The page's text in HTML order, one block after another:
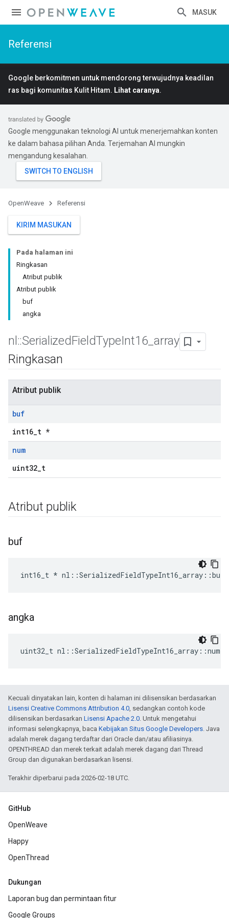
MASUK
Referensi
Google berkomitmen untuk mendorong terwujudnya keadilan
ras bagi komunitas Kulit Hitam. Lihat caranya.
Google menggunakan teknologi AI untuk menerjemahkan konten
ke dalam bahasa pilihan Anda. Terjemahan AI mungkin
mengandung kesalahan.
OpenWeave Referensi
KIRIM MASUKAN
Pada halaman ini
Ringkasan
Atribut publik
Atribut publik
buf
angka
nl ::SerializedFieldTypeInt16 _array
Ringkasan
Atribut publik
buf
int16_t *
num
uint32_t
Atribut publik
buf
int16_t * nl::SerializedFieldTypeInt16_array::buf
angka
uint32_t nl::SerializedFieldTypeInt16_array::num
Kecuali dinyatakan lain, konten di halaman ini dilisensikan berdasarkan
Lisensi Creative Commons Attribution 4.0, sedangkan contoh kode
dilisensikan berdasarkan Lisensi Apache 2.0. Untuk mengetahui
informasi selengkapnya, baca Kebijakan Situs Google Developers. Java
adalah merek dagang terdaftar dari Oracle dan/atau afiliasinya.
OPENTHREAD dan merek terkait adalah merek dagang dari Thread
Group dan digunakan berdasarkan lisensi.
Terakhir diperbarui pada 2026-02-18 UTC.
GitHub
OpenWeave
Happy
OpenThread
Dukungan
Laporan bug dan permintaan fitur
Google Groups